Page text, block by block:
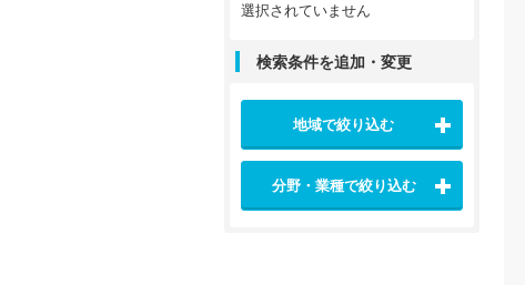
選択されていません
検索条件を追加・変更
地域で絞り込む
分野・業種で絞り込む